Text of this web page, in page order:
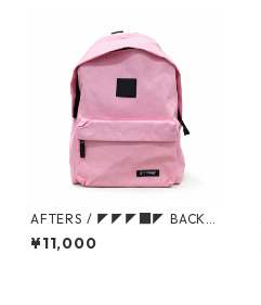
AFTERS / ◤◤◤■◤ BACKPA
CK
¥11,000